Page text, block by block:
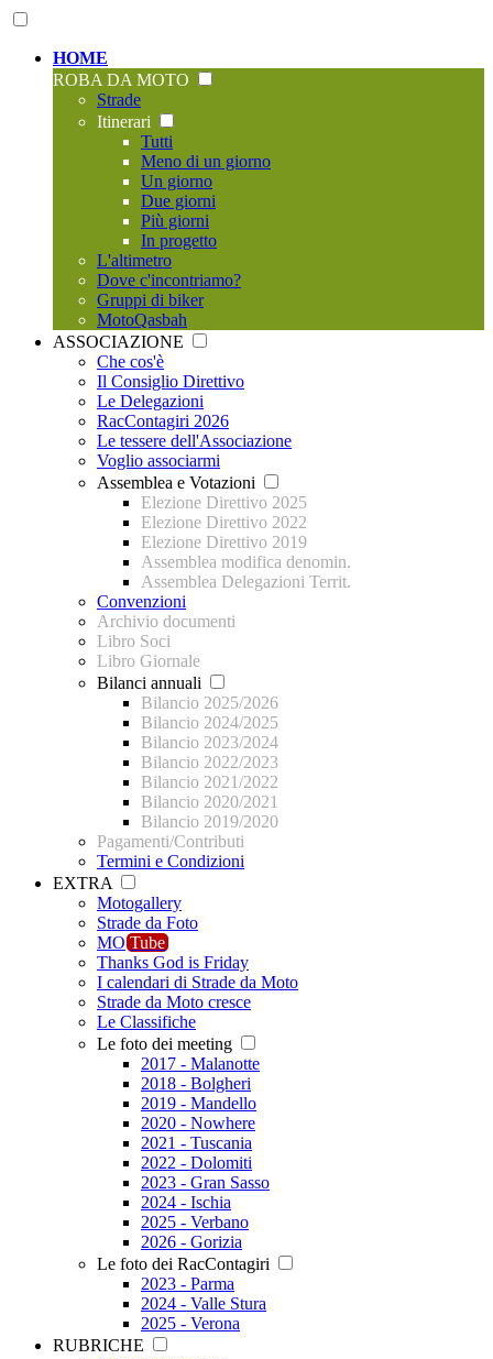
HOME
ROBA DA MOTO
Strade
Itinerari
Tutti
Meno di un giorno
Un giorno
Due giorni
Più giorni
In progetto
L'altimetro
Dove c'incontriamo?
Gruppi di biker
MotoQasbah
ASSOCIAZIONE
Che cos'è
Il Consiglio Direttivo
Le Delegazioni
RacContagiri 2026
Le tessere dell'Associazione
Voglio associarmi
Assemblea e Votazioni
Elezione Direttivo 2025
Elezione Direttivo 2022
Elezione Direttivo 2019
Assemblea modifica denomin.
Assemblea Delegazioni Territ.
Convenzioni
Archivio documenti
Libro Soci
Libro Giornale
Bilanci annuali
Bilancio 2025/2026
Bilancio 2024/2025
Bilancio 2023/2024
Bilancio 2022/2023
Bilancio 2021/2022
Bilancio 2020/2021
Bilancio 2019/2020
Pagamenti/Contributi
Termini e Condizioni
EXTRA
Motogallery
Strade da Foto
MO Tube
Thanks God is Friday
I calendari di Strade da Moto
Strade da Moto cresce
Le Classifiche
Le foto dei meeting
2017 - Malanotte
2018 - Bolgheri
2019 - Mandello
2020 - Nowhere
2021 - Tuscania
2022 - Dolomiti
2023 - Gran Sasso
2024 - Ischia
2025 - Verbano
2026 - Gorizia
Le foto dei RacContagiri
2023 - Parma
2024 - Valle Stura
2025 - Verona
RUBRICHE